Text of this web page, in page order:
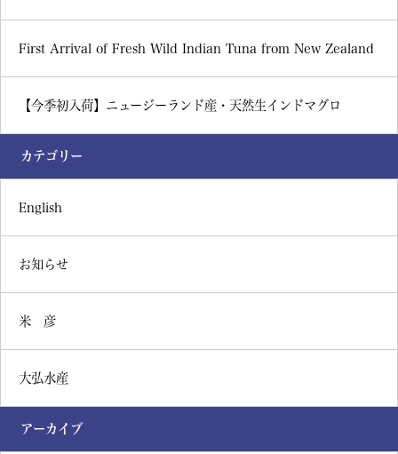
First Arrival of Fresh Wild Indian Tuna from New Zealand
【今季初入荷】ニュージーランド産・天然生インドマグロ
カテゴリー
English
お知らせ
米 彦
大弘水産
アーカイブ